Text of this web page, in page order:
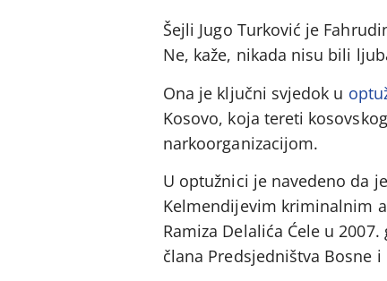
Šejli Jugo Turković je
Ne, kaže, nikada nisu bili
Ona je ključni svjedok u
Kosovo, koja tereti
narkoorganizacijom.
U optužnici je navedeno da
Kelmendijevim kriminalnim
Ramiza Delalića Ćele u
člana Predsjedništva Bosne i